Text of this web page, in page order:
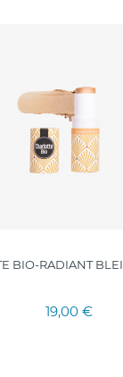
BIO-RADIANT
19,00 €